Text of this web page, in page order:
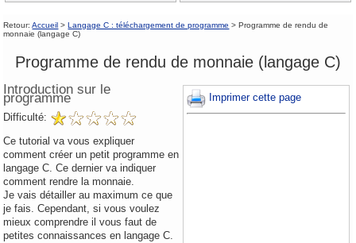
Retour:Accueil >Langage C : téléchargement de programme > Programme de rendu de
monnaie (langage C)
Programme de rendu de monnaie (langage C)
Imprimer cette page
Introduction sur le
programme
Difficulté:
Ce tutorial va vous expliquer
comment créer un petit programme en
langage C. Ce dernier va indiquer
comment rendre la monnaie.
Je vais détailler au maximum ce que
je fais. Cependant, si vous voulez
mieux comprendre il vous faut de
petites connaissances en langage C.